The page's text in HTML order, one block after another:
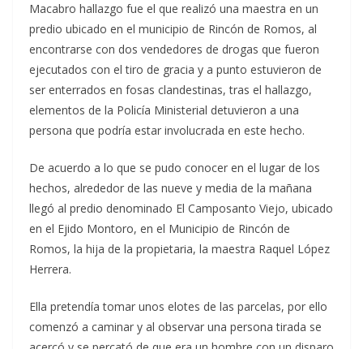
Macabro hallazgo fue el que realizó una maestra en un
predio ubicado en el municipio de Rincón de Romos, al
encontrarse con dos vendedores de drogas que fueron
ejecutados con el tiro de gracia y a punto estuvieron de
ser enterrados en fosas clandestinas, tras el hallazgo,
elementos de la Policía Ministerial detuvieron a una
persona que podría estar involucrada en este hecho.
De acuerdo a lo que se pudo conocer en el lugar de los
hechos, alrededor de las nueve y media de la mañana
llegó al predio denominado El Camposanto Viejo, ubicado
en el Ejido Montoro, en el Municipio de Rincón de
Romos, la hija de la propietaria, la maestra Raquel López
Herrera.
Ella pretendía tomar unos elotes de las parcelas, por ello
comenzó a caminar y al observar una persona tirada se